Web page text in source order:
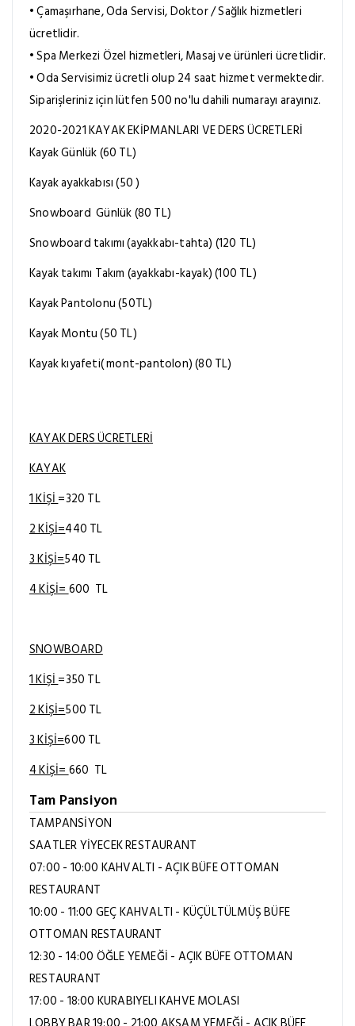
• Çamaşırhane, Oda Servisi, Doktor / Sağlık hizmetleri
ücretlidir.
• Spa Merkezi Özel hizmetleri, Masaj ve ürünleri ücretlidir.
• Oda Servisimiz ücretli olup 24 saat hizmet vermektedir.
Siparişleriniz için lütfen 500 no'lu dahili numarayı arayınız.
2020-2021 KAYAK EKİPMANLARI VE DERS ÜCRETLERİ
Kayak Günlük (60 TL)
Kayak ayakkabısı (50 )
Snowboard Günlük (80 TL)
Snowboard takımı (ayakkabı-tahta) (120 TL)
Kayak takımı Takım (ayakkabı-kayak) (100 TL)
Kayak Pantolonu (50TL)
Kayak Montu (50 TL)
Kayak kıyafeti( mont-pantolon) (80 TL)
KAYAK DERS ÜCRETLERİ
KAYAK
1 KİŞİ=320 TL
2 KİŞİ=440 TL
3 KİŞİ=540 TL
4 KİŞİ=600 TL
SNOWBOARD
1 KİŞİ=350 TL
2 KİŞİ=500 TL
3 KİŞİ=600 TL
4 KİŞİ=660 TL
Tam Pansiyon
TAMPANSİYON
SAATLER YİYECEK RESTAURANT
07:00 - 10:00 KAHVALTI - AÇIK BÜFE OTTOMAN
RESTAURANT
10:00 - 11:00 GEÇ KAHVALTI - KÜÇÜLTÜLMÜŞ BÜFE
OTTOMAN RESTAURANT
12:30 - 14:00 ÖĞLE YEMEĞİ - AÇIK BÜFE OTTOMAN
RESTAURANT
17:00 - 18:00 KURABIYELI KAHVE MOLASI